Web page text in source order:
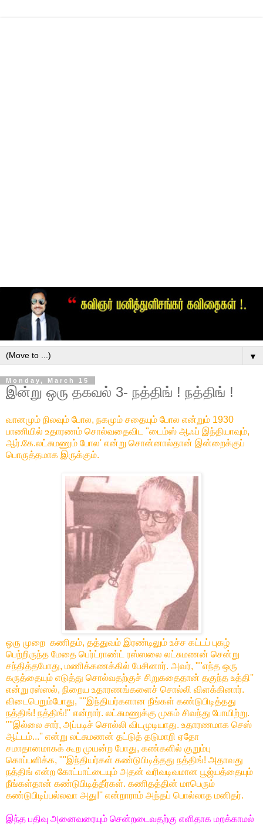
▼
Monday, March 15
இன்று ஒரு தகவல் 3- நத்திங் ! நத்திங் !
வானமும் நிலவும் போல, நகமும் சதையும் போல என்றும் 1930
பாணியில் உதாரணம் சொல்வதைவிட "டைம்ஸ் ஆஃப் இந்தியாவும்,
ஆர்.கே.லட்சுமணும் போல' என்று சொன்னால்தான் இன்றைக்குப்
பொருத்தமாக இருக்கும்.
ஒரு முறை கணிதம், தத்துவம் இரண்டிலும் உச்ச கட்டப் புகழ்
பெற்றிருந்த மேதை பெர்ட்ராண்ட் ரஸ்ஸலை லட்சுமணன் சென்று
சந்தித்தபோது, மணிக்கணக்கில் பேசினார். அவர், ""எந்த ஒரு
கருத்தையும் எடுத்து சொல்வதற்குச் சிறுகதைதான் தகுந்த உத்தி''
என்று ரஸ்ஸல், நிறைய உதாரணங்களைச் சொல்லி விளக்கினார்.
விடைபெறும்போது, ""இந்தியர்களான நீங்கள் கண்டுபிடித்தது
நத்திங்! நத்திங்!'' என்றார். லட்சுமணுக்கு முகம் சிவந்து போயிற்று.
""இல்லை சார், அப்படிச் சொல்லி விடமுடியாது. உதாரணமாக செஸ்
ஆட்டம்...'' என்று லட்சுமணன் தட்டுத் தடுமாறி ஏதோ
சமாதானமாகக் கூற முயன்ற போது, கண்களில் குறும்பு
கொப்பளிக்க, ""இந்தியர்கள் கண்டுபிடித்தது நத்திங்! அதாவது
நத்திங் என்ற கோட்பாட்டையும் அதன் வரிவடிவமான பூஜ்யத்தையும்
நீங்கள்தான் கண்டுபிடித்தீர்கள். கணிதத்தின் மாபெரும்
கண்டுபிடிப்பல்லவா அது!'' என்றாராம் அந்தப் பொல்லாத மனிதர்.
இந்த பதிவு அனைவரையும் சென்றடைவதற்கு எளிதாக மறக்காமல்